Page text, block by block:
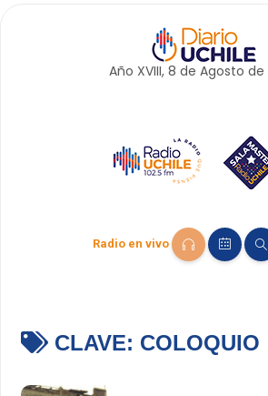
Año XVIII, 8 de Agosto de
Radio en vivo
CLAVE: COLOQUIO